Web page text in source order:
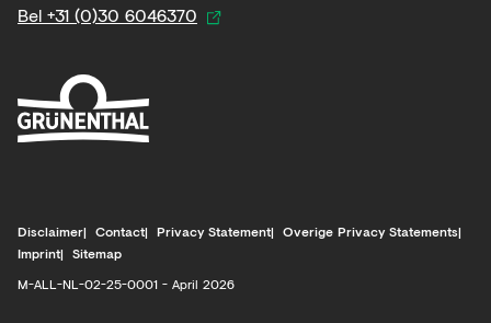
Bel +31 (0)30 6046370
M-ALL-NL-02-25-0001 - April 2026
Disclaimer Contact Privacy Statement
Overige Privacy Statements
Imprint
Sitemap